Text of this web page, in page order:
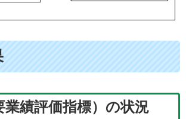
業績評価指標）の状況